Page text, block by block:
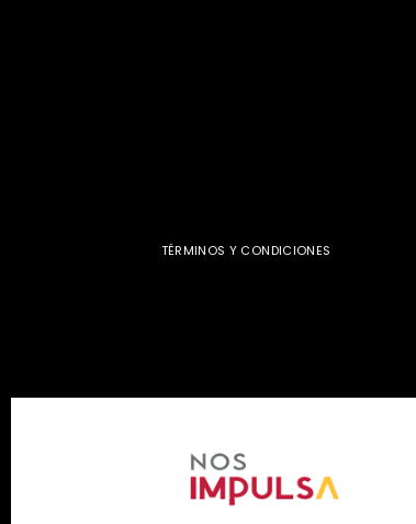
TÉRMINOS Y CONDICIONES